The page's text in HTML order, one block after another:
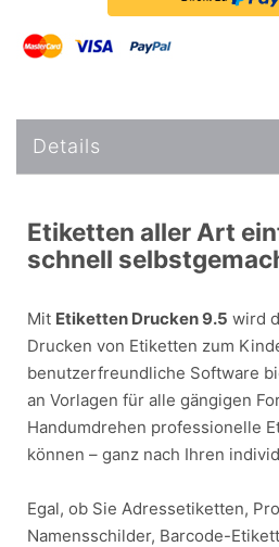
Details
Etiketten aller Art
schnell
Mit Etiketten Drucken 9.5 wird
Drucken von Etiketten zum
benutzerfreundliche Software
an Vorlagen für alle gängigen
Handumdrehen professionelle
können – ganz nach Ihren
Egal, ob Sie Adressetiketten,
Namensschilder, Barcode-